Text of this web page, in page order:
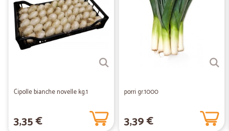
Cipolle bianche novelle kg.1
3,35 €
porri gr.1000
3,39 €